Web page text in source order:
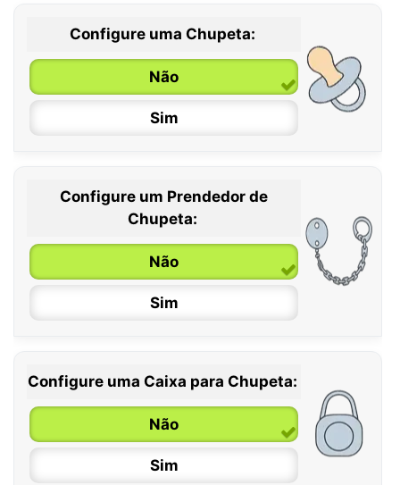
Configure uma Chupeta:
Não
Sim
0 / 6 meses
6 / 36 meses
Configure um Prendedor de
Chupeta:
Não
Sim
Configure uma Caixa para Chupeta:
Não
Sim